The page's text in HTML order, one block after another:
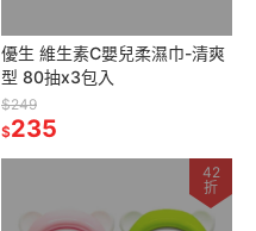
優生 維生素C嬰兒柔濕巾-清爽
型 80抽x3包入
$249
$235
42
折